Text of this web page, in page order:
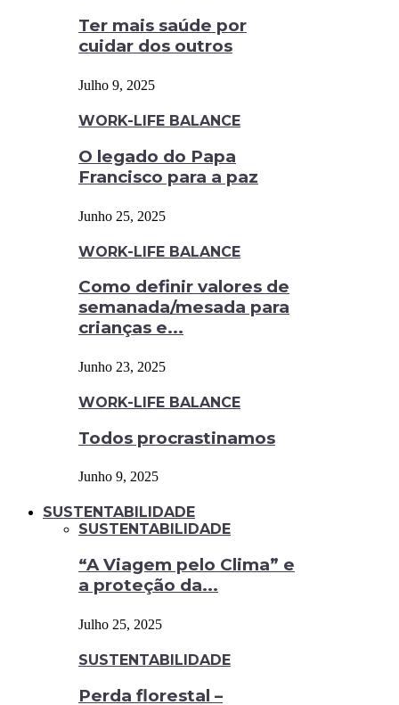
Ter mais saúde por
cuidar dos outros
Julho 9, 2025
WORK-LIFE BALANCE
O legado do Papa
Francisco para a paz
Junho 25, 2025
WORK-LIFE BALANCE
Como definir valores de
semanada/mesada para
crianças e...
Junho 23, 2025
WORK-LIFE BALANCE
Todos procrastinamos
Junho 9, 2025
SUSTENTABILIDADE
SUSTENTABILIDADE
“A Viagem pelo Clima” e
a proteção da...
Julho 25, 2025
SUSTENTABILIDADE
Perda florestal –